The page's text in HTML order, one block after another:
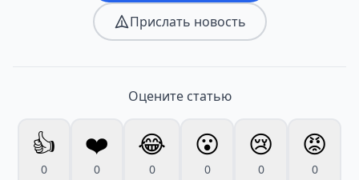
Прислать новость
Оцените статью
👍
0
❤️
0
😂
0
😮
0
😢
0
😡
0